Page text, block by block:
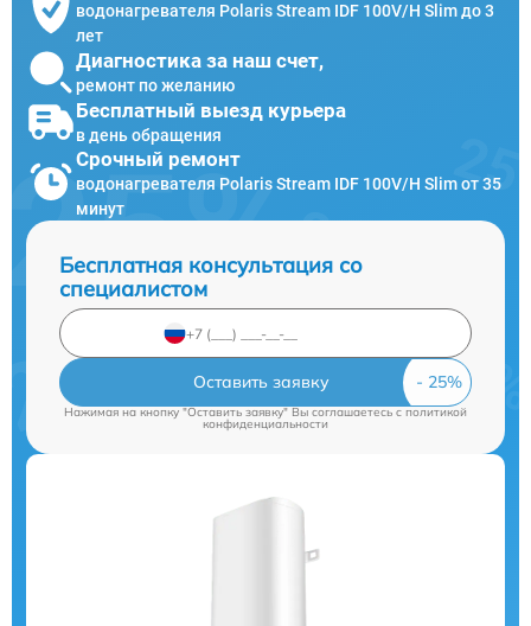
водонагревателя Polaris Stream IDF 100V/H Slim до 3
лет
Диагностика за наш счет,
ремонт по желанию
Бесплатный выезд курьера
в день обращения
Срочный ремонт
водонагревателя Polaris Stream IDF 100V/H Slim от 35
минут
Бесплатная консультация со
специалистом
Оставить заявку
Нажимая на кнопку "Оставить заявку" Вы соглашаетесь cполитикой
конфиденциальности